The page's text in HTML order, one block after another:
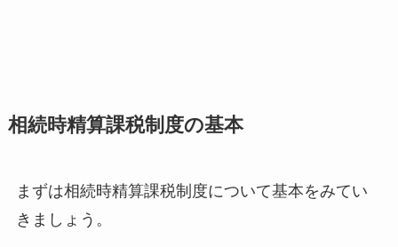
相続時精算課税制度の基本
まずは相続時精算課税制度について基本をみてい
きましょう。